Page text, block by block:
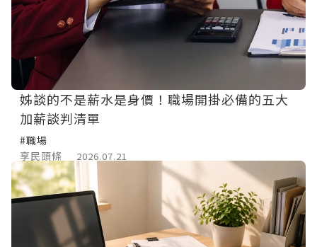
姊談的不是薪水是身價！職場開掛必備的五大
加薪談判清單
#職場
享民頭條
2026.07.21